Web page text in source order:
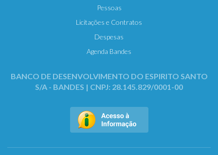
Pessoas
Licitações e Contratos
Despesas
Agenda Bandes
BANCO DE DESENVOLVIMENTO DO ESPIRITO SANTO
S/A - BANDES | CNPJ: 28.145.829/0001-00